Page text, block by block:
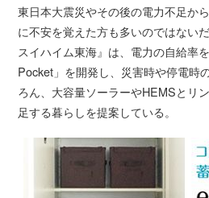
東日本大震災やその後の電力不足か
に不安を覚えた方も多いのではない
スイハイム東海』は、電力の自給率
Pocket」を開発し、災害時や停電時
ろん、大容量ソーラーやHEMSとリ
足する暮らしを提案している。